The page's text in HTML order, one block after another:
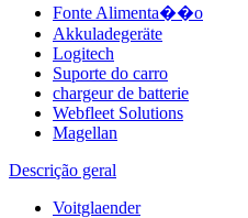
Fonte Alimenta��o
Akkuladegeräte
Logitech
Suporte do carro
chargeur de batterie
Webfleet Solutions
Magellan
Descrição geral
Voitglaender